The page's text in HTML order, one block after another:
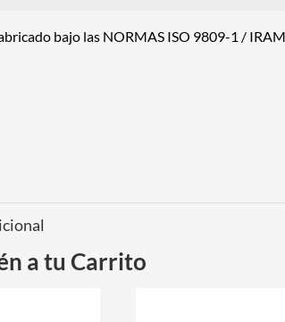
bajo las NORMAS ISO 9809-1 /
a tu Carrito